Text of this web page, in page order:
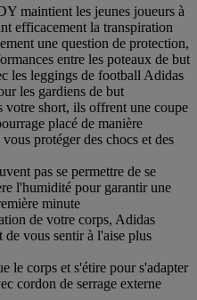
maintient les jeunes joueurs à
efficacement la transpiration
une question de protection,
entre les poteaux de but
les leggings de football Adidas
les gardiens de but
votre short, ils offrent une coupe
placé de manière
protéger des chocs et des
pas se permettre de se
l'humidité pour garantir une
minute
de votre corps, Adidas
vous sentir à l'aise plus
le corps et s'étire pour s'adapter
cordon de serrage externe